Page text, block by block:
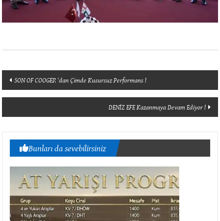
Yazı
dolaşımı
SON OF COOGER ‘dan Çimde Kusursuz Performans !
DENİZ EFE Kazanmaya Devam Ediyor !
Bunları da sevebilirsiniz